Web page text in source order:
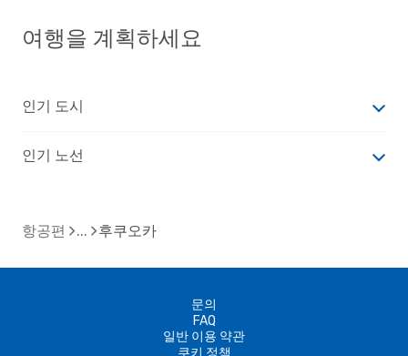
여행을 계획하세요
인기 도시
인기 노선
항공편 후쿠오카
문의
FAQ
일반 이용 약관
쿠키 정책